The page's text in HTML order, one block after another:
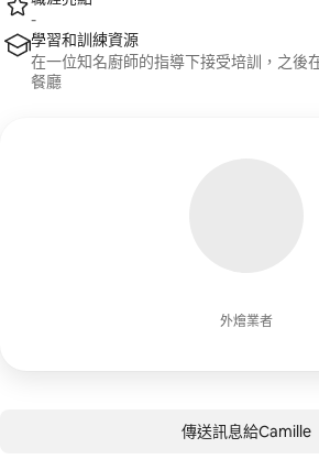
外燴業者
-
學習和訓練資源
在一位知名廚師的指導下接受培訓，之後
餐廳
傳送訊息給Camille